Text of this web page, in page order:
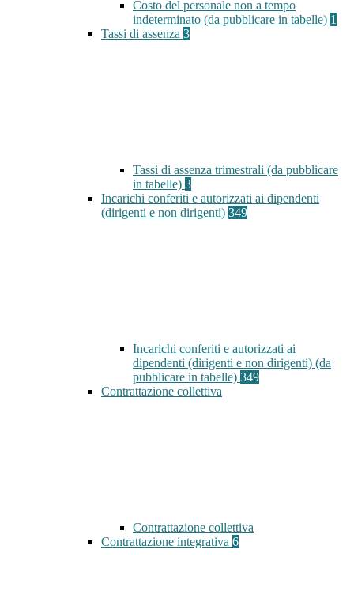
Costo del personale non a tempo
indeterminato (da pubblicare in tabelle) 1
Tassi di assenza 3
Tassi di assenza trimestrali (da pubblicare
in tabelle) 3
Incarichi conferiti e autorizzati ai dipendenti
(dirigenti e non dirigenti) 349
Incarichi conferiti e autorizzati ai
dipendenti (dirigenti e non dirigenti) (da
pubblicare in tabelle) 349
Contrattazione collettiva
Contrattazione collettiva
Contrattazione integrativa 6